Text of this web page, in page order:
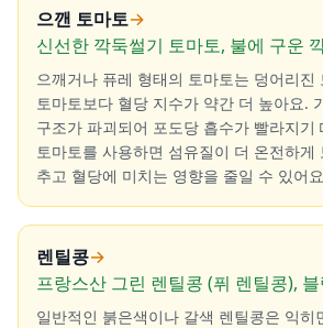
으깬 토마토→
신선한 깍둑썰기 토마토, 불에 구운
으깨거나 퓨레 형태의 토마토는 덩어리진
토마토보다 혈당 지수가 약간 더 높아요.
구조가 파괴되어 포도당 흡수가 빨라지기
토마토를 사용하면 섬유질이 더 온전하게
추고 혈당에 미치는 영향을 줄일 수 있어
렌틸콩→
프랑스산 그린 렌틸콩 (퓌 렌틸콩),
일반적인 붉은색이나 갈색 렌틸콩은 익히